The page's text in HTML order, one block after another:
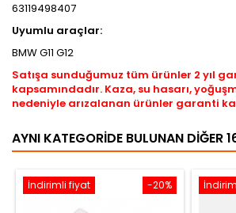
63119498407
​Uyumlu araçlar:
BMW G11 G12
Satışa sunduğumuz tüm ürünler 2 yıl
kapsamındadır. Kaza, su hasarı,
nedeniyle arızalanan ürünler garanti
AYNI KATEGORIDE BULUNAN DIĞER
-20%
İndirimli fiyat